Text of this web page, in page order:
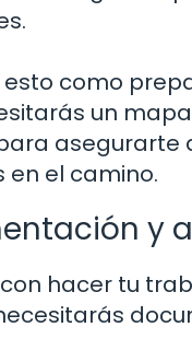
esto como
un
asegurarte
en el camino.
y
hacer tu